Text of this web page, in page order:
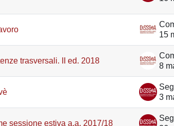
15
trasversali. II ed. 2018
8
3
sessione estiva a.a. 2017/18